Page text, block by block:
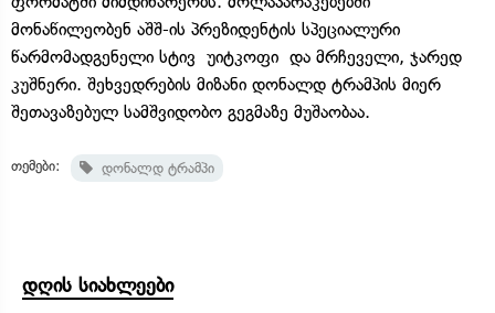
მონაწილეობენ აშშ-ის პრეზიდენტის სპეციალური
წარმომადგენელი სტივ უიტკოფი და მრჩეველი, ჯარედ
კუშნერი. შეხვედრების მიზანი დონალდ ტრამპის მიერ
შეთავაზებულ სამშვიდობო გეგმაზე მუშაობაა.
თემები: დონალდ ტრამპი
დღის სიახლეები